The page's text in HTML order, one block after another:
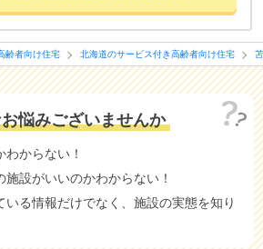
齢者向け住宅 北海道のサービス付き高齢者向け住宅
悩みございませんか
からない！
設がいいのかわからない！
いる情報だけでなく、施設の実態を知り